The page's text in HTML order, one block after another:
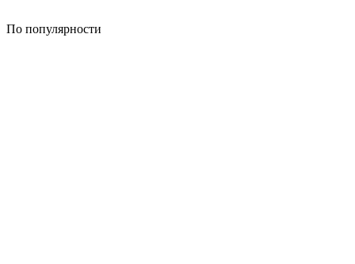
По популярности